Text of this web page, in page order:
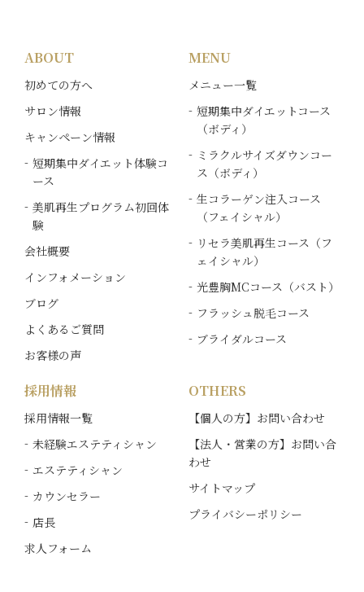
ABOUT
初めての方へ
サロン情報
キャンペーン情報
短期集中ダイエット体験コ
ース
美肌再生プログラム初回体
験
会社概要
インフォメーション
ブログ
よくあるご質問
お客様の声
MENU
メニュー一覧
短期集中ダイエットコース
（ボディ）
ミラクルサイズダウンコー
ス（ボディ）
生コラーゲン注入コース
（フェイシャル）
リセラ美肌再生コース（フ
ェイシャル）
光豊胸MCコース（バスト）
フラッシュ脱毛コース
ブライダルコース
採用情報
採用情報一覧
未経験エステティシャン
エステティシャン
カウンセラー
店長
求人フォーム
OTHERS
【個人の方】お問い合わせ
【法人・営業の方】お問い合
わせ
サイトマップ
プライバシーポリシー